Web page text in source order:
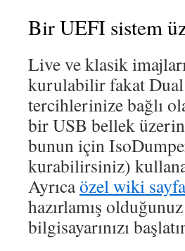
Bir UEFI sistem
Live ve klasik
kurulabilir fakat Dual
tercihlerinize bağlı
bir USB bellek
bunun için
kurabilirsiniz)
Ayrıcaözel wiki
hazırlamış
bilgisayarınızı